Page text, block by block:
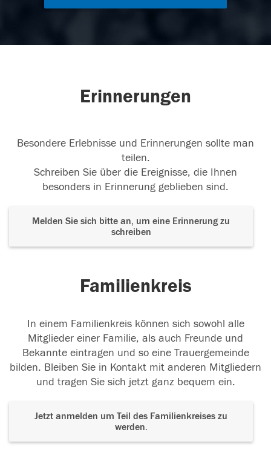
Erinnerungen
Besondere Erlebnisse und Erinnerungen sollte man
teilen.
Schreiben Sie über die Ereignisse, die Ihnen
besonders in Erinnerung geblieben sind.
Melden Sie sich bitte an, um eine Erinnerung zu
schreiben
Familienkreis
In einem Familienkreis können sich sowohl alle
Mitglieder einer Familie, als auch Freunde und
Bekannte eintragen und so eine Trauergemeinde
bilden. Bleiben Sie in Kontakt mit anderen Mitgliedern
und tragen Sie sich jetzt ganz bequem ein.
Jetzt anmelden um Teil des Familienkreises zu
werden.